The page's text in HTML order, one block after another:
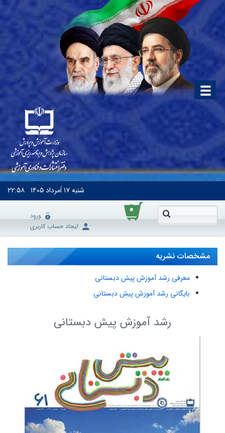
شنبه۱۷ اَمرداد ۱۴۰۵ ۲۲:۵۸
۰
ورود
ایجاد حساب کاربری
مشخصات نشریه
معرفی رشد آموزش پیش دبستانی
بایگانی رشد آموزش پیش دبستانی
رشد آموزش پیش دبستانی